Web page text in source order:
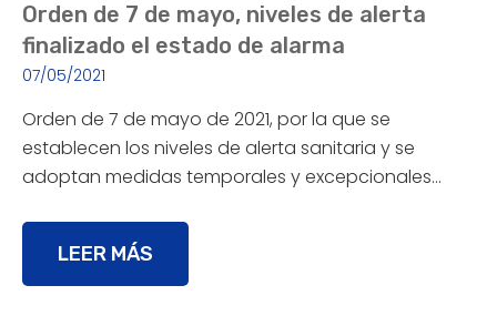
Orden de 7 de mayo, niveles de alerta
finalizado el estado de alarma
07/05/2021
Orden de 7 de mayo de 2021, por la que se
establecen los niveles de alerta sanitaria y se
adoptan medidas temporales y excepcionales…
LEER MÁS